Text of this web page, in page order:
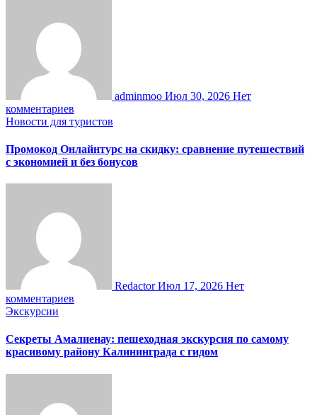
adminmoo Июл 30, 2026 Нет
комментариев
Новости для туристов
Промокод Онлайнтурс на скидку: сравнение путешествий
с экономией и без бонусов
RedactorИюл 17, 2026 Нет
комментариев
Экскурсии
Секреты Амалиенау: пешеходная экскурсия по самому
красивому району Калининграда с гидом